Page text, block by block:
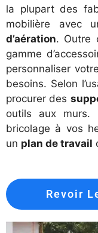
la plupart des
mobilière avec
d’aération. Outre
gamme
personnaliser
besoins. Selon
procurer des
outils aux murs.
bricolage à vos
un plan de travail
Revoir